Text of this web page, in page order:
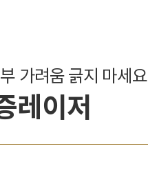
가려움 긁지 마세요
레이저